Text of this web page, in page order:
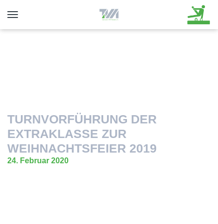
Toggle
TURNVORFÜHRUNG DER
EXTRAKLASSE ZUR
WEIHNACHTSFEIER 2019
24. Februar 2020